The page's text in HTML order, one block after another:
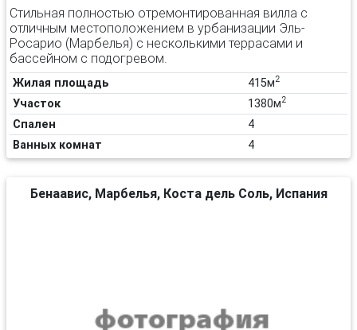
Стильная полностью отремонтированная вилла с
отличным местоположением в урбанизации Эль-
Росарио (Марбелья) с несколькими террасами и
бассейном с подогревом.
Жилая площадь 415м2
Участок 1380м2
Спален
4
Ванных комнат
4
Бенаавис, Марбелья, Коста дель Соль, Испания